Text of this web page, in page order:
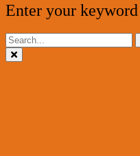
Enter your keyword